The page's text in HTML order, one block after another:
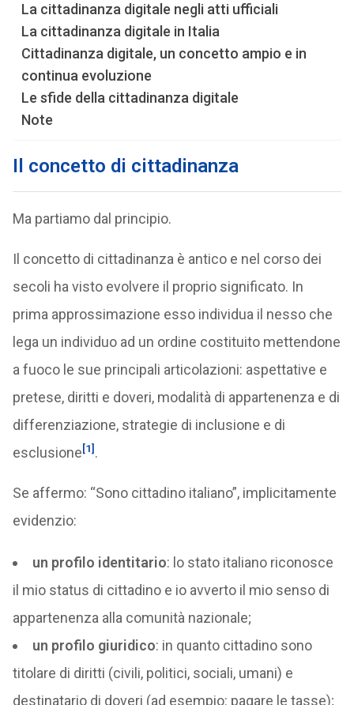
La cittadinanza digitale negli atti ufficiali
La cittadinanza digitale in Italia
Cittadinanza digitale, un concetto ampio e in
continua evoluzione
Le sfide della cittadinanza digitale
Note
Il concetto di cittadinanza
Ma partiamo dal principio.
Il concetto di cittadinanza è antico e nel corso dei
secoli ha visto evolvere il proprio significato. In
prima approssimazione esso individua il nesso che
lega un individuo ad un ordine costituito mettendone
a fuoco le sue principali articolazioni: aspettative e
pretese, diritti e doveri, modalità di appartenenza e di
differenziazione, strategie di inclusione e di
esclusione[1] .
Se affermo: “Sono cittadino italiano”, implicitamente
evidenzio:
un profilo identitario: lo stato italiano riconosce
il mio status di cittadino e io avverto il mio senso di
appartenenza alla comunità nazionale;
un profilo giuridico: in quanto cittadino sono
titolare di diritti (civili, politici, sociali, umani) e
destinatario di doveri (ad esempio: pagare le tasse);